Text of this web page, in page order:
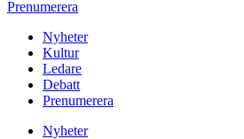
Prenumerera
Nyheter
Kultur
Ledare
Debatt
Prenumerera
Nyheter